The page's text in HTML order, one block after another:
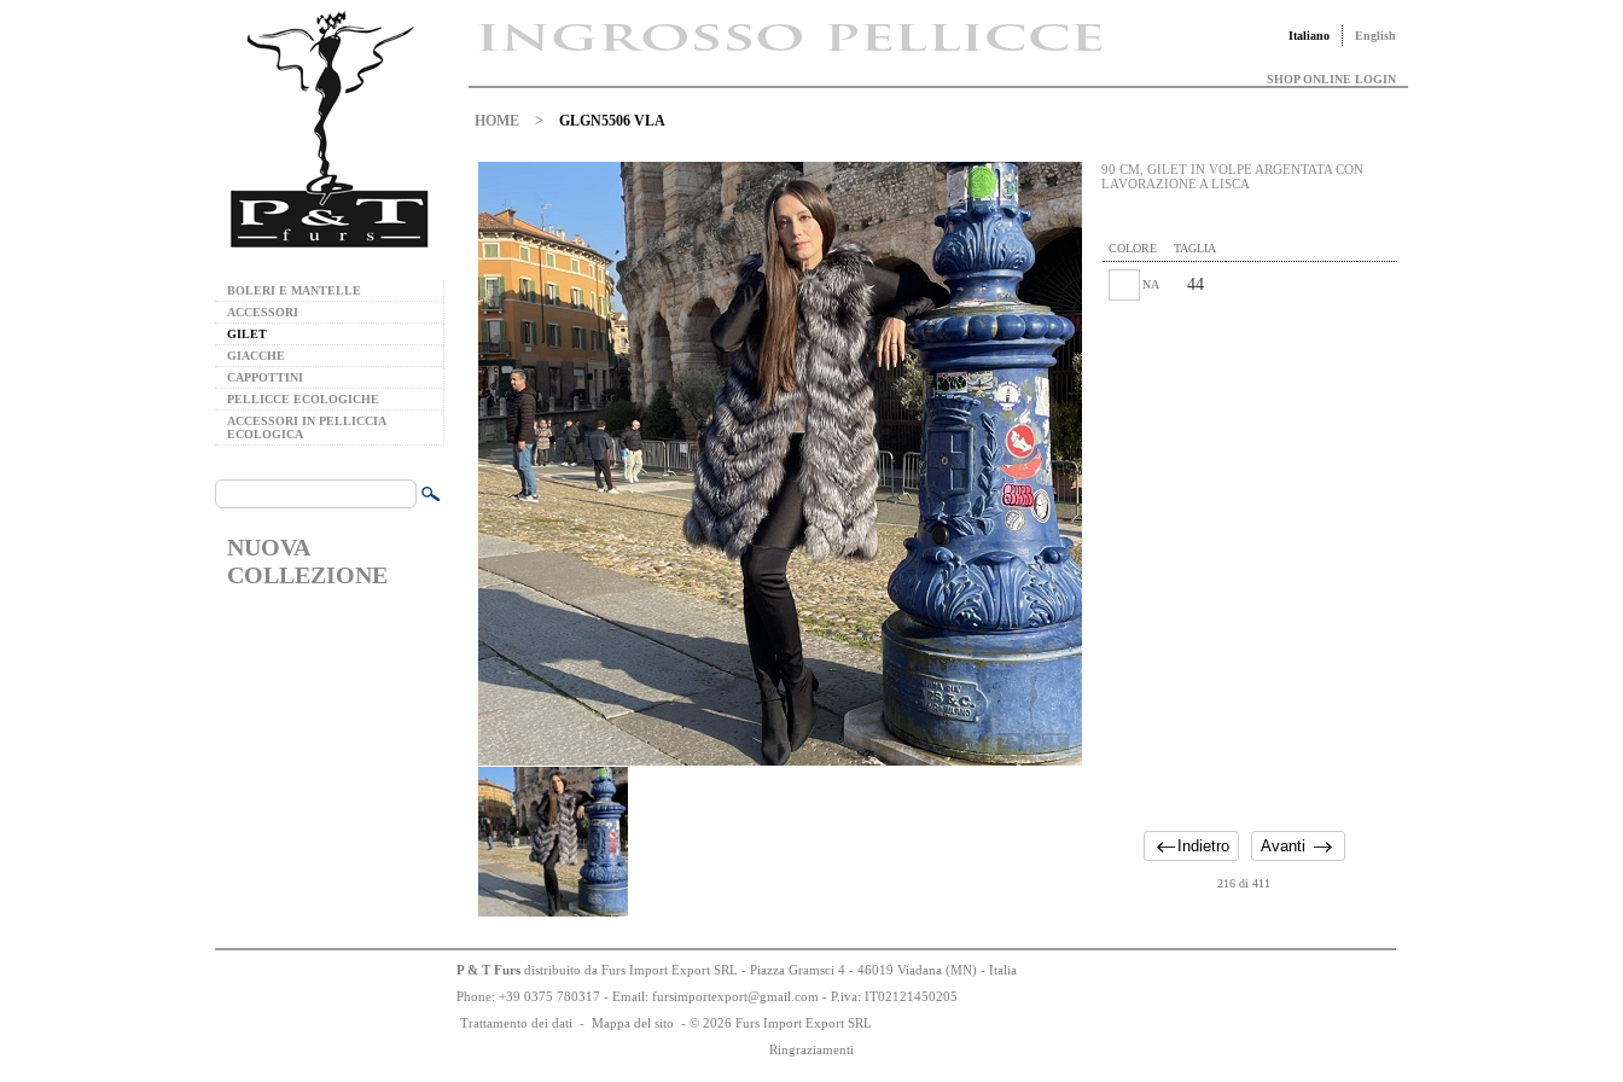
BOLERI E MANTELLE
ACCESSORI
GILET
GIACCHE
CAPPOTTINI
PELLICCE ECOLOGICHE
ACCESSORI IN PELLICCIA
ECOLOGICA
NUOVA
COLLEZIONE
Italiano English
SHOP ONLINE LOGIN
HOME > GLGN5506 VLA
90 CM, GILET IN VOLPE ARGENTATA CON
LAVORAZIONE A LISCA
COLORE TAGLIA
NA 44
Indietro Avanti
216 di 411
P & T Furs distribuito da Furs Import Export SRL - Piazza Gramsci 4 - 46019 Viadana (MN) - Italia
Phone: +39 0375 780317 - Email: fursimportexport@gmail.com - P.iva: IT02121450205
Trattamento dei dati - Mappa del sito - © 2026 Furs Import Export SRL
Ringraziamenti